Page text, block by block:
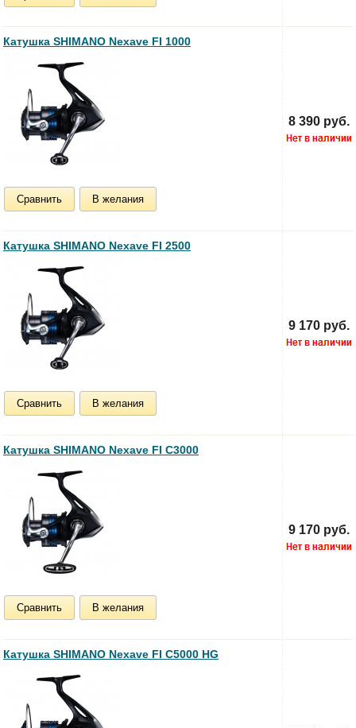
Катушка SHIMANO Nexave FI 1000
Сравнить В желания
8 390 руб.
Катушка SHIMANO Nexave FI 2500
Сравнить В желания
9 170 руб.
Катушка SHIMANO Nexave FI C3000
Сравнить В желания
9 170 руб.
Катушка SHIMANO Nexave FI C5000 HG